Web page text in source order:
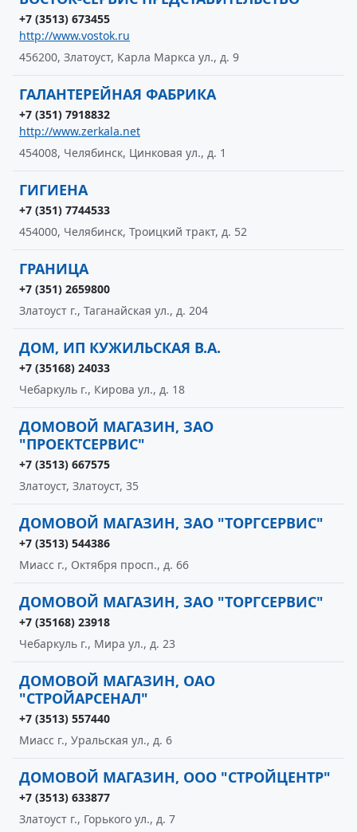
+7 (3513) 673455
http://www.vostok.ru
456200, Златоуст, Карла Маркса ул., д. 9
ГАЛАНТЕРЕЙНАЯ ФАБРИКА
+7 (351) 7918832
http://www.zerkala.net
454008, Челябинск, Цинковая ул., д. 1
ГИГИЕНА
+7 (351) 7744533
454000, Челябинск, Троицкий тракт, д. 52
ГРАНИЦА
+7 (351) 2659800
Златоуст г., Таганайская ул., д. 204
ДОМ, ИП КУЖИЛЬСКАЯ В.А.
+7 (35168) 24033
Чебаркуль г., Кирова ул., д. 18
ДОМОВОЙ МАГАЗИН, ЗАО
"ПРОЕКТСЕРВИС"
+7 (3513) 667575
Златоуст, Златоуст, 35
ДОМОВОЙ МАГАЗИН, ЗАО "ТОРГСЕРВИС"
+7 (3513) 544386
Миасс г., Октября просп., д. 66
ДОМОВОЙ МАГАЗИН, ЗАО "ТОРГСЕРВИС"
+7 (35168) 23918
Чебаркуль г., Мира ул., д. 23
ДОМОВОЙ МАГАЗИН, ОАО
"СТРОЙАРСЕНАЛ"
+7 (3513) 557440
Миасс г., Уральская ул., д. 6
ДОМОВОЙ МАГАЗИН, ООО "СТРОЙЦЕНТР"
+7 (3513) 633877
Златоуст г., Горького ул., д. 7